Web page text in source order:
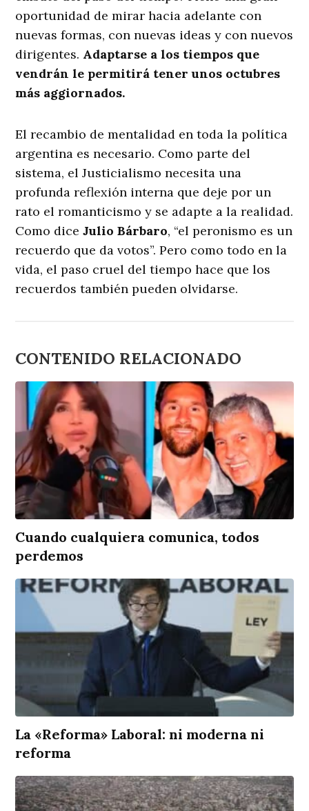
oportunidad de mirar hacia adelante con
nuevas formas, con nuevas ideas y con nuevos
dirigentes. Adaptarse a los tiempos que
vendrán le permitirá tener unos octubres
más aggiornados.
El recambio de mentalidad en toda la política
argentina es necesario. Como parte del
sistema, el Justicialismo necesita una
profunda reflexión interna que deje por un
rato el romanticismo y se adapte a la realidad.
Como diceJulio Bárbaro, “el peronismo es un
recuerdo que da votos”. Pero como todo en la
vida, el paso cruel del tiempo hace que los
recuerdos también pueden olvidarse.
CONTENIDO RELACIONADO
Cuando cualquiera comunica, todos
perdemos
La «Reforma» Laboral: ni moderna ni
reforma